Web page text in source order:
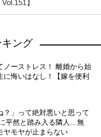
】
キング
ノーストレス！ 離婚から始
に悔いはなし！【嫁を便利
？」って絶対悪いと思って
平然と踏み入る隣人…無
ヤモヤが止まらない